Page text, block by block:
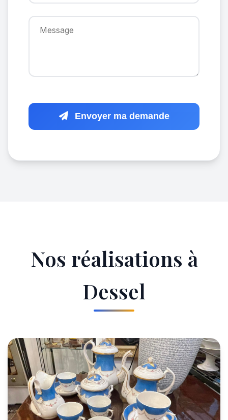
Envoyer ma demande
Nos réalisations à
Dessel